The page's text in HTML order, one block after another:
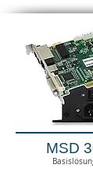
MSD